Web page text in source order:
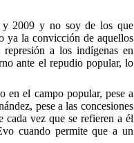
y 2009 y no soy de los que
ya la convicción de aquellos
a los indígenas en
ante el repudio popular, lo
en el campo popular, pese a
pese a las concesiones
cada vez que se refieren a él
cuando permite que a un